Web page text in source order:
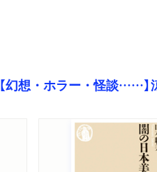
【幻想・ホラー・怪談……】